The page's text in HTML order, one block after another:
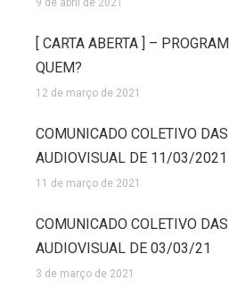
9 de abril de 2021
[ CARTA ABERTA ] –
QUEM?
12 de março de 2021
COMUNICADO COLETIVO
AUDIOVISUAL DE 11/03/2021
11 de março de 2021
COMUNICADO COLETIVO
AUDIOVISUAL DE 03/03/21
3 de março de 2021